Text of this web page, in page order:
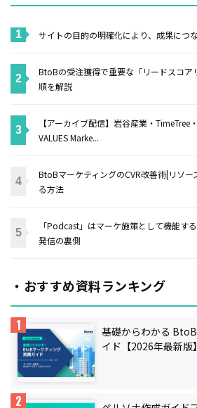
サイトの目的の明確化により、成果につ
BtoBの受注獲得で重要な「リードスコア
順を解説
【アーカイブ配信】岩谷産業・TimeTree
VALUES Marke...
BtoBマーケティングのCVR改善術|リソ
る方法
「Podcast」はマーケ施策として機能す
発信の裏側
・おすすめ資料ランキング
基礎からわかる
イド【2026年最新版】